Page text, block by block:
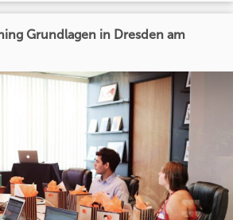
Grundlagen in Dresden am